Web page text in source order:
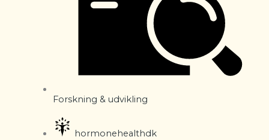
Forskning & udvikling
hormonehealthdk